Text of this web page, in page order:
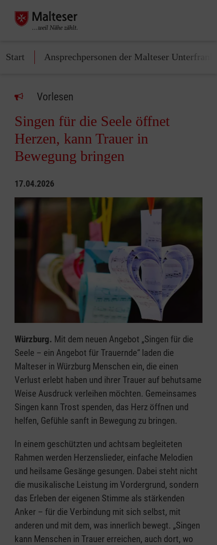
Start Ansprechpersonen der Malteser
Vorlesen
Singen für die Seele öffnet
Herzen, kann Trauer in
Bewegung bringen
17.04.2026
Würzburg. Mit dem neuen Angebot „Singen für die
Seele – ein Angebot für Trauernde“ laden die
Malteser in Würzburg Menschen ein, die einen
Verlust erlebt haben und ihrer Trauer auf behutsame
Weise Ausdruck verleihen möchten. Gemeinsames
Singen kann Trost spenden, das Herz öffnen und
helfen, Gefühle sanft in Bewegung zu bringen.
In einem geschützten und achtsam begleiteten
Rahmen werden Herzenslieder, einfache Melodien
und heilsame Gesänge gesungen. Dabei steht nicht
die musikalische Leistung im Vordergrund, sondern
das Erleben der eigenen Stimme als stärkenden
Anker – für die Verbindung mit sich selbst, mit
anderen und mit dem, was innerlich bewegt. „Singen
kann Menschen in Trauer erreichen, auch dort, wo